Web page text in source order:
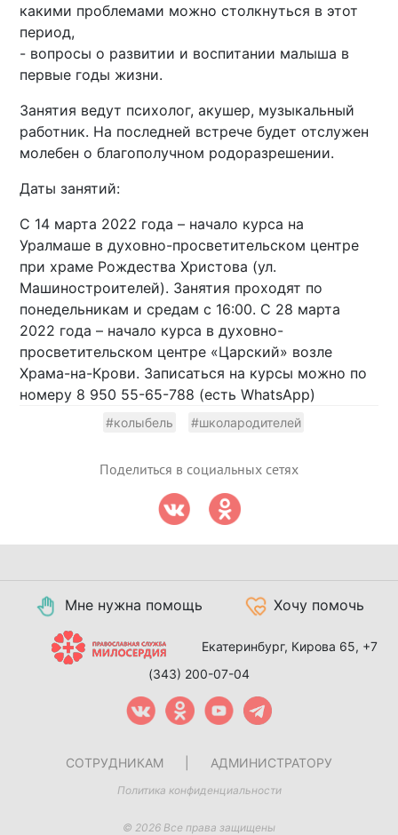
какими проблемами можно столкнуться в этот
период,
- вопросы о развитии и воспитании малыша в
первые годы жизни.
Занятия ведут психолог, акушер, музыкальный
работник. На последней встрече будет отслужен
молебен о благополучном родоразрешении.
Даты занятий:
С 14 марта 2022 года – начало курса на
Уралмаше в духовно-просветительском центре
при храме Рождества Христова (ул.
Машиностроителей). Занятия проходят по
понедельникам и средам с 16:00. С 28 марта
2022 года – начало курса в духовно-
просветительском центре «Царский» возле
Храма-на-Крови. Записаться на курсы можно по
номеру 8 950 55-65-788 (есть WhatsApp)
#колыбель #школародителей
Поделиться в социальных сетях
Мне нужна помощь Хочу помочь
Екатеринбург, Кирова 65, +7
(343) 200-07-04
СОТРУДНИКАМ АДМИНИСТРАТОРУ
Политика конфиденциальности
© 2026 Все права защищены